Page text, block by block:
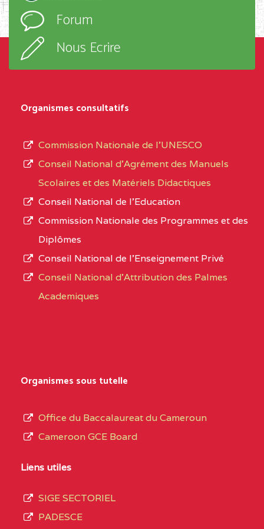
D'ENSEIGNEMENT
PROFESSIONNEL
(CEGEP) STE FOI BP
:4740 YAOUNDE
CENTRE
COLLEGE PANAFRICAIN
DE L'EXCELLENCE BP
CENTRE
COLLEGE PRIVE
CENTRE
COLLEGE PRIVE LAIC
SAINT MICHEL
CENTRE
d’enseignement,
type
L’offre
d’éducation
de
du
de
septembre
Forum
Nous Ecrire
Organismes consultatifs
Commission Nationale de l’UNESCO
Conseil National d’Agrément des Manuels
Scolaires et des Matériels Didactiques
Conseil National de l’Education
Commission Nationale des Programmes et des
Diplômes
Conseil National de l’Enseignement Privé
Conseil National d'Attribution des Palmes
Academiques
Organismes sous tutelle
Office du Baccalaureat du Cameroun
Cameroon GCE Board
Liens utiles
SIGE SECTORIEL
PADESCE